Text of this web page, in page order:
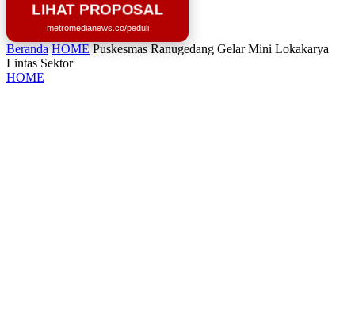
LIHAT PROPOSAL
metromedianews.co/peduli
Beranda HOME Puskesmas Ranugedang Gelar Mini Lokakarya
Lintas Sektor
HOME